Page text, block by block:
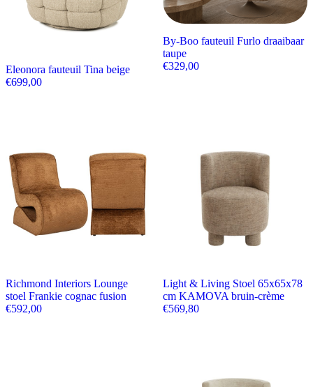
Eleonora fauteuil Tina beige
€699,00
By-Boo fauteuil Furlo draaibaar
taupe
€329,00
Richmond Interiors Lounge
stoel Frankie cognac fusion
€592,00
Light & Living Stoel 65x65x78
cm KAMOVA bruin-crème
€569,80